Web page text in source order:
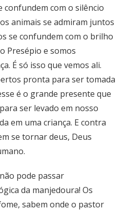
confundem com o silêncio
animais se admiram juntos
se confundem com o brilho
Presépio e somos
É só isso que vemos ali.
pronta para ser tomada
é o grande presente que
ser levado em nosso
em uma criança. E contra
se tornar deus, Deus
pode passar
da manjedoura! Os
sabem onde o pastor